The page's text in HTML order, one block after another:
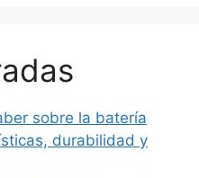
sobre la batería
durabilidad y